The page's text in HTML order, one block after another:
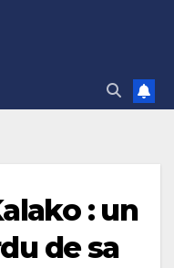
: un
de sa